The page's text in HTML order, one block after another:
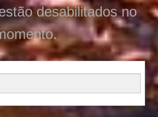
desabilitados no